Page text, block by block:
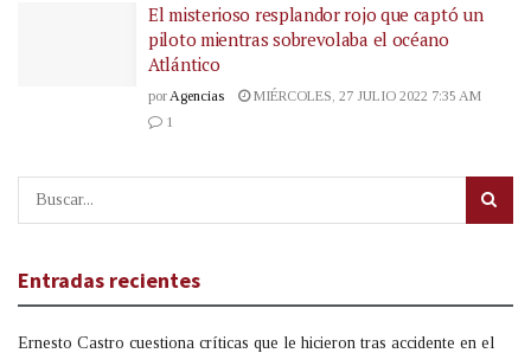
El misterioso resplandor rojo que captó un
piloto mientras sobrevolaba el océano
Atlántico
por Agencias
MIÉRCOLES, 27 JULIO 2022 7:35 AM
1
Entradas recientes
Ernesto Castro cuestiona críticas que le hicieron tras accidente en el